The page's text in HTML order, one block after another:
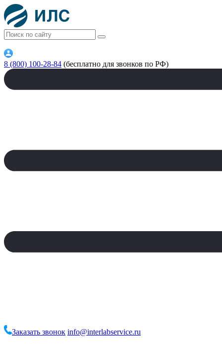
8 (800) 100-28-84 (бесплатно для звонков по РФ)
Заказать звонок info@interlabservice.ru